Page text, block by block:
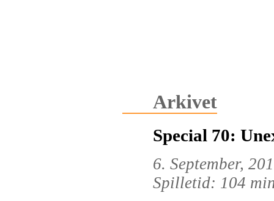
Arkivet
Special 70:
6. September,
Spilletid: 104